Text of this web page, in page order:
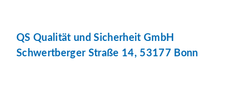
QS Qualität und Sicherheit GmbH
Schwertberger Straße 14, 53177 Bonn